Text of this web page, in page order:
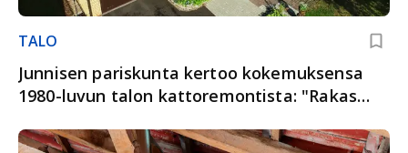
TALO
Junnisen pariskunta kertoo kokemuksensa
1980-luvun talon kattoremontista: "Rakas